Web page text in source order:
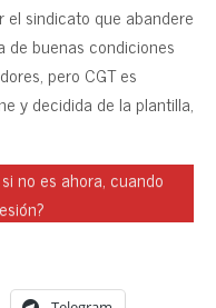
el sindicato que abandere
de buenas condiciones
pero CGT es
y decidida de la plantilla,
no es ahora, cuando